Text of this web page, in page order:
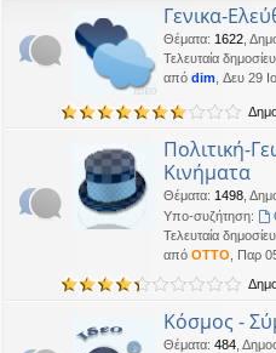
Oropion Τρί 17 Μαρ 2026, 07:43
Καλησπερα
panta•Δευ 16 Μαρ 2026, 03:18
Έκανε Like σε αυτό το μήνυμα
OTTO έγραψε:↑
Καλώστονε. Είναι υπό
Δευ 16 Φεβ 2026, 18:20
Δευ 16 Φεβ 2026, 02:33
Γεια χαρά. καλέ, πού πήγαν
Γενικα-
Θέματα: 1622
Τελευταία
από dim , Δευ 29
Πολιτική-
Κινήματα
Θέματα: 1498
Υπο-συζήτηση:
Τελευταία
από OTTO , Παρ
Κόσμος -
Θέματα: 484